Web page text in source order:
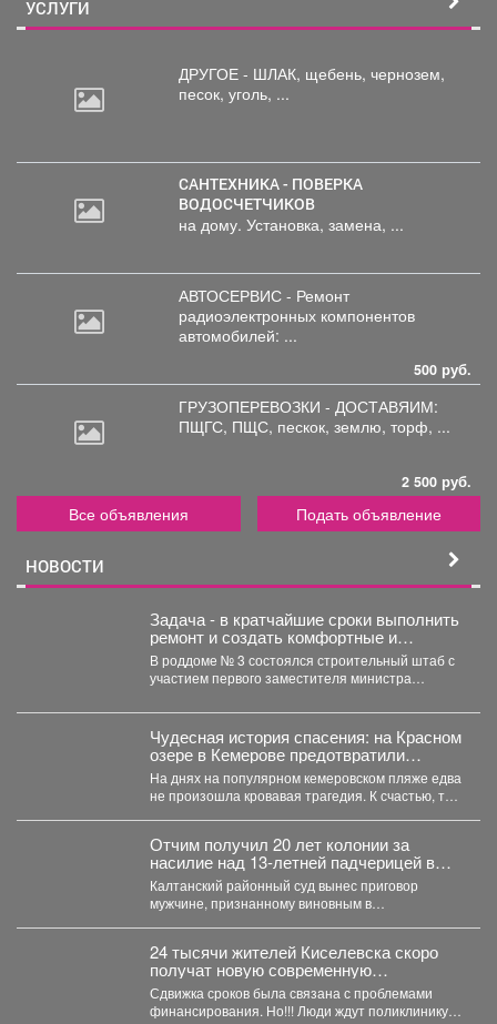
УСЛУГИ
ДРУГОЕ - ШЛАК, щебень, чернозем,
песок, уголь, ...
САНТЕХНИКА - ПОВЕРКА
ВОДОСЧЕТЧИКОВ
на дому. Установка, замена, ...
АВТОСЕРВИС - Ремонт
радиоэлектронных компонентов
автомобилей: ...
500 руб.
ГРУЗОПЕРЕВОЗКИ - ДОСТАВЯИМ:
ПЩГС, ПЩС, пескок, землю, торф, ...
2 500 руб.
Все объявления Подать объявление
НОВОСТИ
Задача - в кратчайшие сроки выполнить
ремонт и создать комфортные и
безопасные условия для будущих мам
и новорождённых.
В роддоме № 3 состоялся строительный штаб с
участием первого заместителя министра
Чудесная история спасения: на Красном
озере в Кемерове предотвратили
трагедию
На днях на популярном кемеровском пляже едва
не произошла кровавая трагедия. К счастью, там
Отчим получил 20 лет колонии за
насилие над 13‑летней падчерицей в
Кузбассе
Калтанский районный суд вынес приговор
мужчине, признанному виновным в
24 тысячи жителей Киселевска скоро
получат новую современную
поликлинику.
Сдвижка сроков была связана с проблемами
финансирования. Но!!! Люди ждут поликлинику,